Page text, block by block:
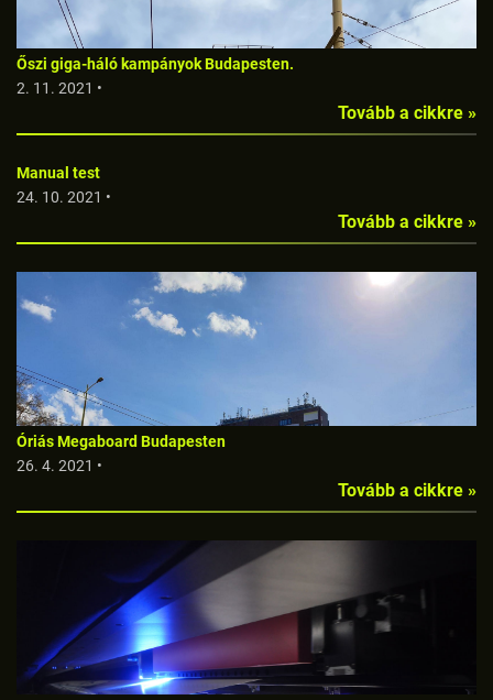
Őszi giga-háló kampányok Budapesten.
2. 11. 2021 •
Tovább a cikkre »
Manual test
24. 10. 2021 •
Tovább a cikkre »
Óriás Megaboard Budapesten
26. 4. 2021 •
Tovább a cikkre »